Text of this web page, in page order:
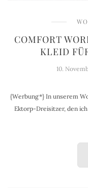
COMFORT
KLEID
10.
{Werbung*} In unserem
Ektorp-Dreisitzer, den